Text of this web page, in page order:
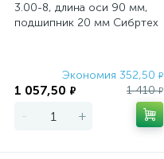
3.00-8, длина оси 90 мм,
подшипник 20 мм Сибртех
Экономия 352,50 ₽
1 057,50 ₽ 1 410₽
- +